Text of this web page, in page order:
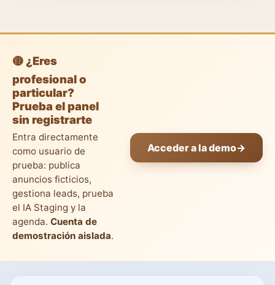
🟡 ¿Eres
profesional o
particular?
Prueba el panel
sin registrarte
Entra directamente
como usuario de
prueba: publica
anuncios ficticios,
gestiona leads, prueba
el IA Staging y la
agenda. Cuenta de
demostración aislada.
Acceder a la demo→